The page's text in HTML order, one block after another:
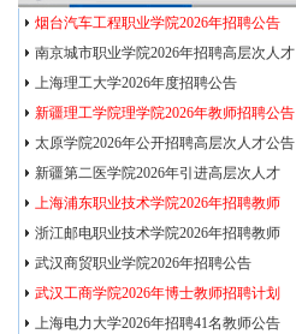
烟台汽车工程职业学院2026年招聘公告
南京城市职业学院2026年招聘高层次人才
上海理工大学2026年度招聘公告
新疆理工学院理学院2026年教师招聘公告
太原学院2026年公开招聘高层次人才公告
新疆第二医学院2026年引进高层次人才
上海浦东职业技术学院2026年招聘教师
浙江邮电职业技术学院2026年招聘教师
武汉商贸职业学院2026年招聘公告
武汉工商学院2026年博士教师招聘计划
上海电力大学2026年招聘41名教师公告